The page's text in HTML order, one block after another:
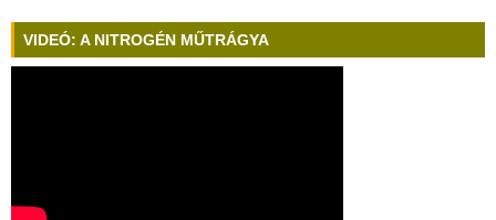
VIDEÓ: A NITROGÉN MŰTRÁGYA